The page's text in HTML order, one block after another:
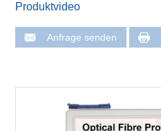
Produktvideo
Anfrage senden